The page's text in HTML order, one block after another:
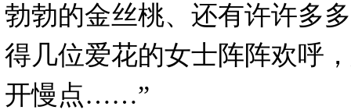
勃勃的金丝桃、还有许许多
得几位爱花的女士阵阵欢呼
开慢点……”